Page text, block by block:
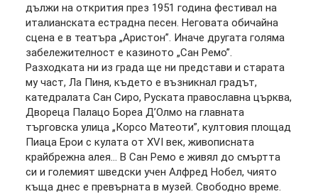
дължи на открития през 1951 година фестивал на
италианската естрадна песен. Неговата обичайна
сцена е в театъра „Аристон”. Иначе другата голяма
забележителност е казиното „Сан Ремо”.
Разходката ни из града ще ни представи и старата
му част, Ла Пиня, където е възникнал градът,
катедралата Сан Сиро, Руската православна църква,
Двореца Палацо Бореа Д’Олмо на главната
търговска улица „Корсо Матеоти”, култовия площад
Пиаца Ерои с кулата от ХVІ век, живописната
крайбрежна алея... В Сан Ремо е живял до смъртта
си и големият шведски учен Алфред Нобел, чиято
къща днес е превърната в музей. Свободно време.